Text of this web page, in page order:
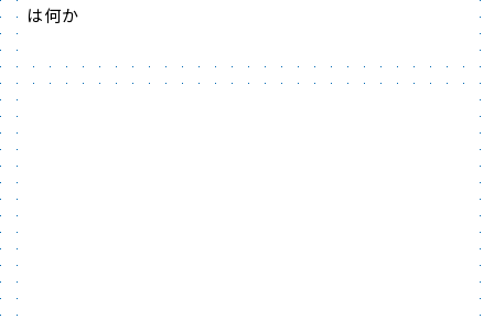
は何か